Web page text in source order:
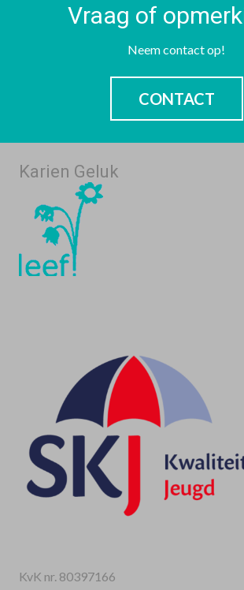
Vraag of
Neem contact op!
CONTACT
Karien Geluk
KvK nr. 80397166